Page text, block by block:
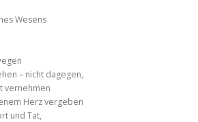
Wesens
– nicht dagegen,
vernehmen
Herz vergeben
und Tat,